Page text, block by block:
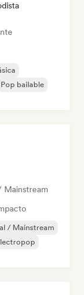
Pop bailable
Mainstream
/ Mainstream